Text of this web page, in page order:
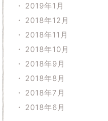
2019年1月
2018年12月
2018年11月
2018年10月
2018年9月
2018年8月
2018年7月
2018年6月